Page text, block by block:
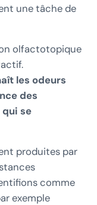
une tâche de
olfactotopique
les odeurs
des
se
produites par
comme
exemple